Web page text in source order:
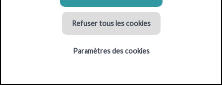
les retirer dans l'un des nombreux points d'enlèvement
Refuser tous les cookies
Paramètres des cookies